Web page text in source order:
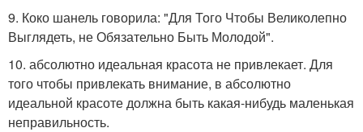
9. Коко шанель говорила: "Для Того Чтобы Великолепно
Выглядеть, не Обязательно Быть Молодой".
10. абсолютно идеальная красота не привлекает. Для
того чтобы привлекать внимание, в абсолютно
идеальной красоте должна быть какая-нибудь маленькая
неправильность.